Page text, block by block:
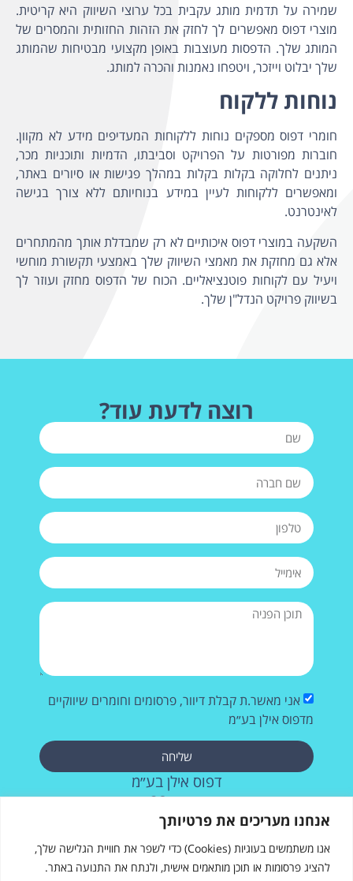
אנחנו מעריכים את פרטיותך
אנו משתמשים בעוגיות (Cookies) כדי לשפר את חוויית הגלישה שלך,
להציג פרסומות או תוכן מותאמים אישית, ולנתח את התנועה באתר.
שמירה על תדמית מותג עקבית בכל ערוצי השיווק היא קריטית.
מוצרי דפוס מאפשרים לך לחזק את הזהות החזותית והמסרים של
המותג שלך. הדפסות מעוצבות באופן מקצועי מבטיחות שהמותג
שלך יבלוט וייזכר, ויטפחו נאמנות והכרה למותג.
נוחות ללקוח
חומרי דפוס מספקים נוחות ללקוחות המעדיפים מידע לא מקוון.
חוברות מפורטות על הפרויקט וסביבתו, הדמיות ותוכניות מכר,
ניתנים לחלוקה בקלות בקלות במהלך פגישות או סיורים באתר,
ומאפשרים ללקוחות לעיין במידע בנוחיותם ללא צורך בגישה
לאינטרנט.
השקעה במוצרי דפוס איכותיים לא רק שמבדלת אותך מהמתחרים
אלא גם מחזקת את מאמצי השיווק שלך באמצעי תקשורת מוחשי
ויעיל עם לקוחות פוטנציאליים. הכוח של הדפוס מחזק ועוזר לך
בשיווק פרויקט הנדל"ן שלך.
רוצה לדעת עוד?
אני מאשר.ת קבלת דיוור, פרסומים וחומרים שיווקיים
מדפוס אילן בע״מ
שליחה
דפוס אילן בע״מ
רחוב העבודה 28, אשדוד
073-257-2715